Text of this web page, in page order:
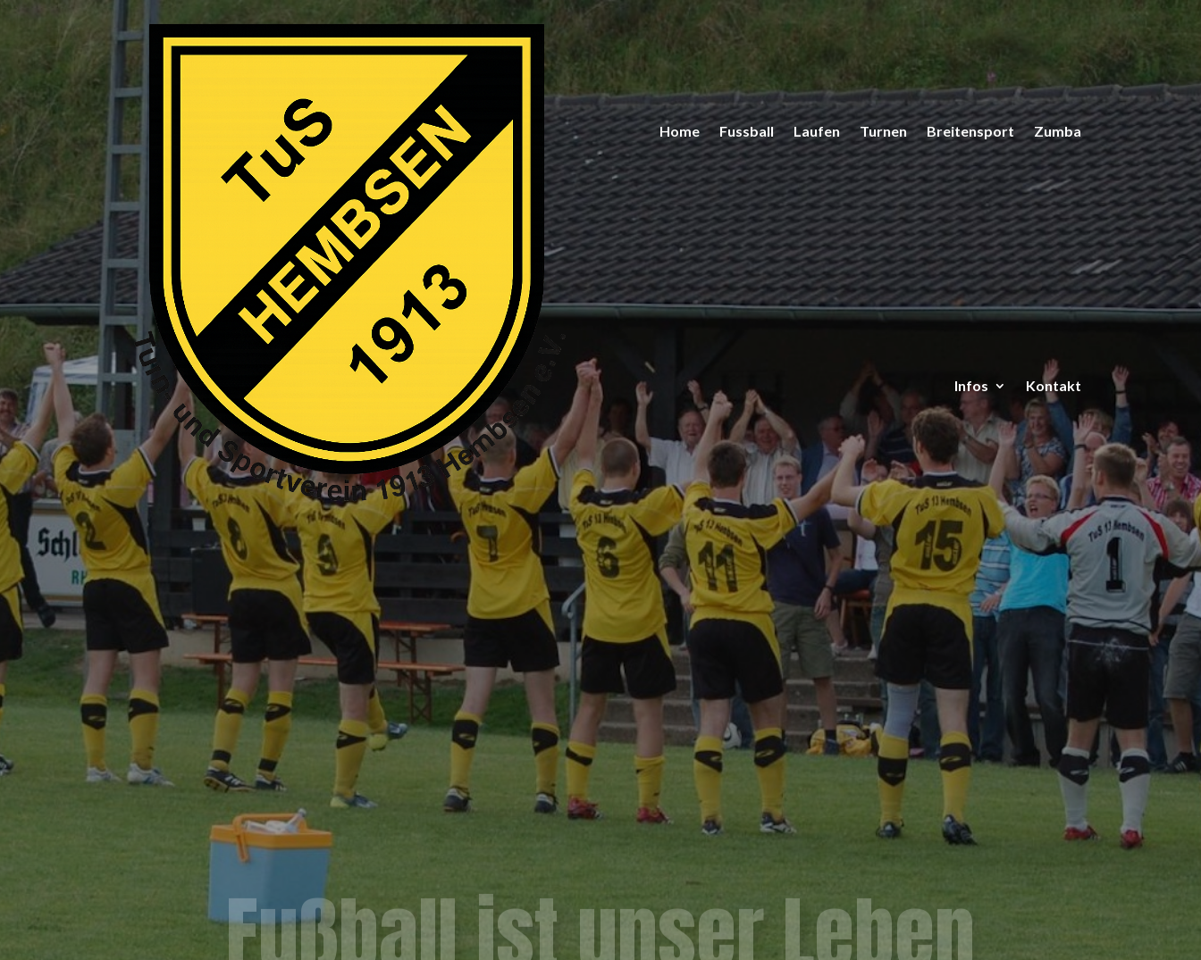
Home Fussball Laufen Turnen Breitensport Zumba
Infos Kontakt
Fußball ist unser Leben
Von der Jugend bis zu den Alten Herren – beim TuS 13 Hembsen haben alle Spaß!